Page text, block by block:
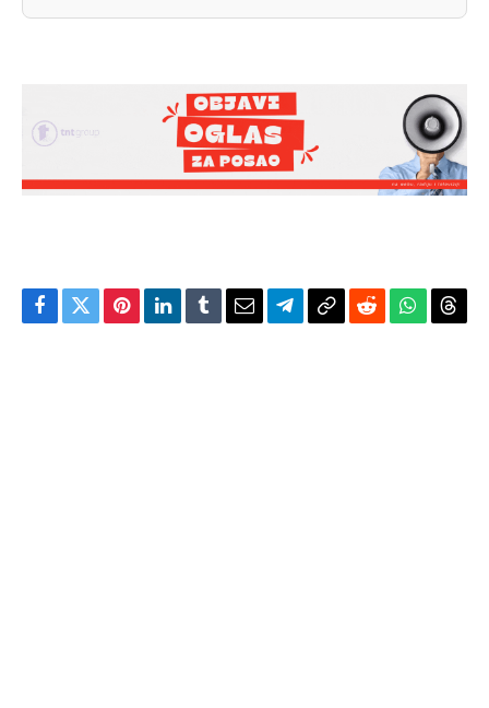
Facebook
TwitterPinterestLinkedIn
TumblrEmailTelegram
CopyReddit